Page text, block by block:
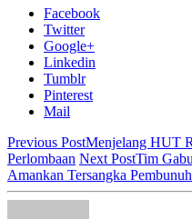
Facebook
Twitter
Google+
Linkedin
Tumblr
Pinterest
Mail
Previous PostMenjelang HUT
Perlombaan Next PostTim
Amankan Tersangka